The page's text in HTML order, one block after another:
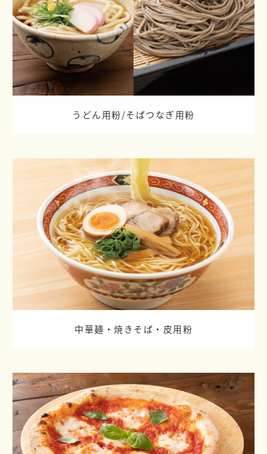
うどん用粉/そばつなぎ用粉
中華麺・焼きそば・皮用粉